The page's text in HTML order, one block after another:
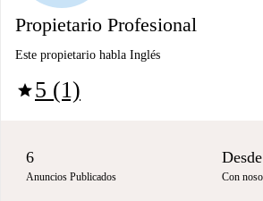
Propietario Profesional
Este propietario habla Inglés
star5 (1)
6
Anuncios Publicados Con